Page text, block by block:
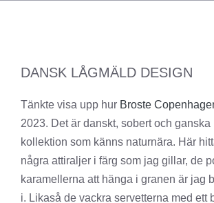
DANSK LÅGMÄLD DESIGN
Tänkte visa upp hur Broste
2023. Det är danskt, sobert och ganska
kollektion som känns naturnära. Här
några attiraljer i färg som jag gillar, de
karamellerna att hänga i granen är jag
i. Likaså de vackra servetterna med ett